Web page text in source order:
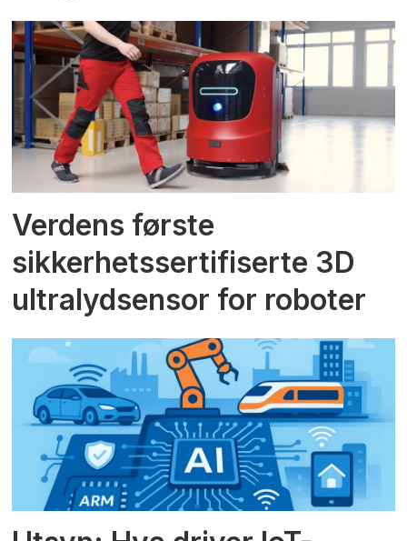
Verdens første
sikkerhetssertifiserte 3D
ultralydsensor for roboter